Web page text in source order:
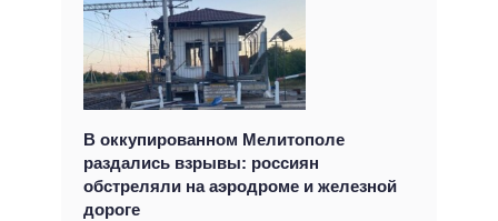
В оккупированном Мелитополе
раздались взрывы: россиян
обстреляли на аэродроме и железной
дороге